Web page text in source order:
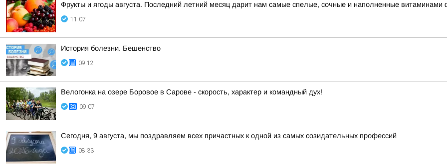
Фрукты и ягоды августа. Последний летний месяц дарит нам самые спелые, сочные и наполненные витаминами
11:07
История болезни. Бешенство
09:12
Велогонка на озере Боровое в Сарове - скорость, характер и командный дух!
09:07
Сегодня, 9 августа, мы поздравляем всех причастных к одной из самых созидательных профессий
08:33